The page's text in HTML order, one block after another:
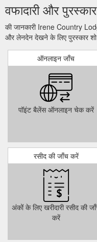
वफादारी और
की जानकारी Irene Country
और लेनदेन देखने के लिए पुरस्कार
ऑनलाइन जाँच
पॉइंट बैलेंस ऑनलाइन चेक करें
रसीद की जाँच करें
अंकों के लिए खरीदारी रसीद की
करें